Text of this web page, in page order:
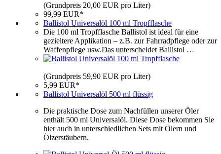
(Grundpreis 20,00 EUR pro Liter)
99,99 EUR*
Ballistol Universalöl 100 ml Tropfflasche
Die 100 ml Tropfflasche Ballistol ist ideal für eine
gezieltere Applikation – z.B. zur Fahrradpflege oder zur
Waffenpflege usw.Das unterscheidet Ballistol …
(Grundpreis 59,90 EUR pro Liter)
5,99 EUR*
Ballistol Universalöl 500 ml flüssig
Die praktische Dose zum Nachfüllen unserer Öler
enthält 500 ml Universalöl. Diese Dose bekommen Sie
hier auch in unterschiedlichen Sets mit Ölern und
Ölzerstäubern.